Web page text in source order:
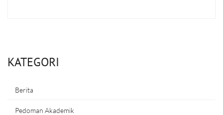
KATEGORI
Berita
Pedoman Akademik